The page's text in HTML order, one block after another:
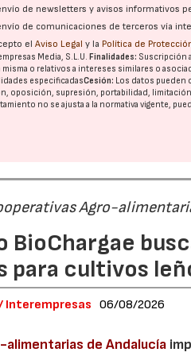
de newsletters y avisos informativos
de comunicaciones de terceros vía
elAviso Legal y la Política de
Media, S.L.U. Finalidades: Suscripción
o relativos a intereses similares o
especificadasCesión: Los datos pueden
oposición, supresión, portabilidad,
no se ajusta a la normativa vigente,
Agro-
BioChargae
para cultivos
Interempresas 06/08/2026
de Andalucía